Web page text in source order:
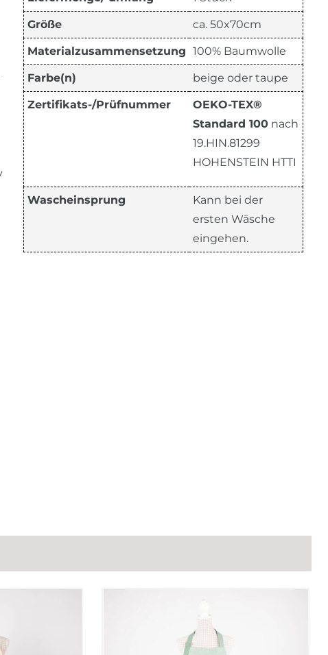
Größe ca. 50x70cm
Materialzusammensetzung 100% Baumwolle
Farbe(n) beige oder taupe
Zertifikats-/Prüfnummer
OEKO-TEX®
Standard 100 nach
19.HIN.81299
HOHENSTEIN HTTI
Wascheinsprung
Kann bei der
ersten Wäsche
eingehen.